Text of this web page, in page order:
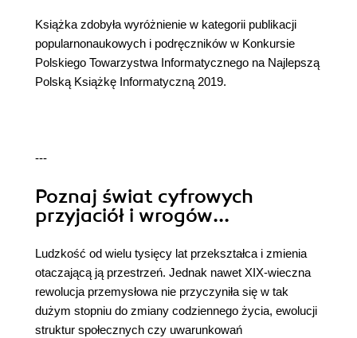
Książka zdobyła wyróżnienie w kategorii publikacji
popularnonaukowych i podręczników w Konkursie
Polskiego Towarzystwa Informatycznego na Najlepszą
Polską Książkę Informatyczną 2019.
---
Poznaj świat cyfrowych
przyjaciół i wrogów...
Ludzkość od wielu tysięcy lat przekształca i zmienia
otaczającą ją przestrzeń. Jednak nawet XIX-wieczna
rewolucja przemysłowa nie przyczyniła się w tak
dużym stopniu do zmiany codziennego życia, ewolucji
struktur społecznych czy uwarunkowań